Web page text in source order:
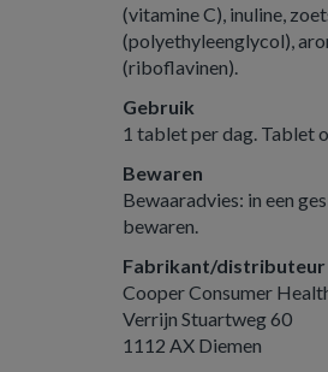
(vitamine C), inuline,
(polyethyleenglycol),
(riboflavinen).
Gebruik
1 tablet per dag. Tablet
Bewaren
Bewaaradvies: in een
bewaren.
Fabrikant/distributeur
Cooper Consumer
Verrijn Stuartweg 60
1112 AX Diemen